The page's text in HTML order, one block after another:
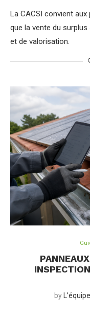
La CACSI convient
que la vente du
et de valorisation.
by